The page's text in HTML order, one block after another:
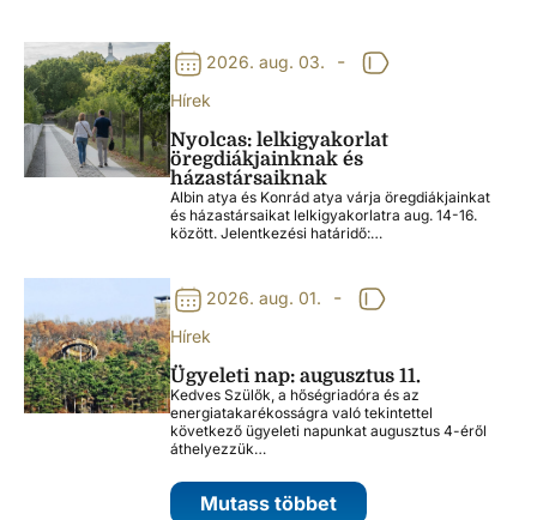
2026. aug. 03. -
Hírek
Nyolcas: lelkigyakorlat
öregdiákjainknak és
házastársaiknak
Albin atya és Konrád atya várja öregdiákjainkat
és házastársaikat lelkigyakorlatra aug. 14-16.
között. Jelentkezési határidő:…
2026. aug. 01. -
Hírek
Ügyeleti nap: augusztus 11.
Kedves Szülők, a hőségriadóra és az
energiatakarékosságra való tekintettel
következő ügyeleti napunkat augusztus 4-éről
áthelyezzük…
Mutass többet